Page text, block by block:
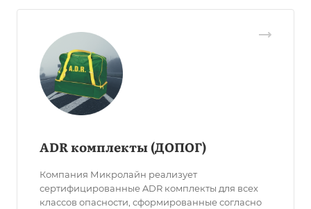
ADR комплекты (ДОПОГ)
Компания Микролайн реализует
сертифицированные ADR комплекты для всех
классов опасности, сформированные согласно